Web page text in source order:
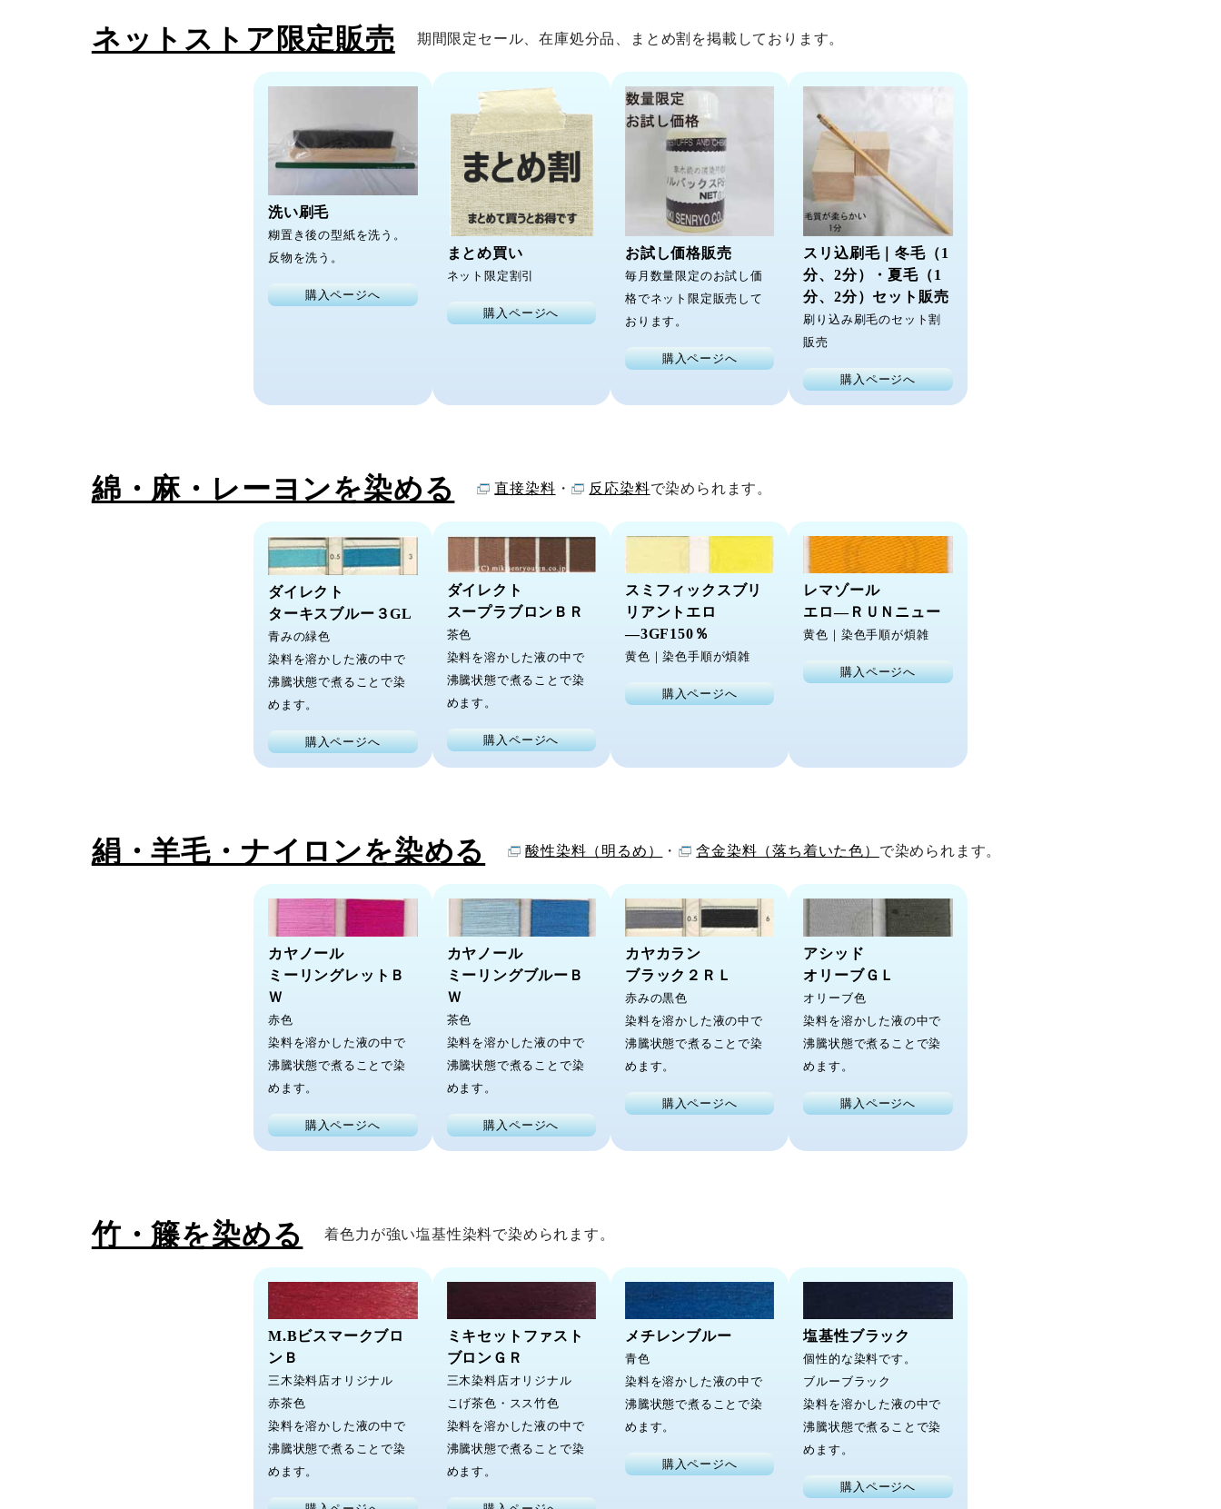
ネットストア限定販売 期間限定セール、在庫処分品、まとめ割を掲載しております。
洗い刷毛
糊置き後の型紙を洗う。
反物を洗う。
購入ページへ
まとめ買い
ネット限定割引
購入ページへ
お試し価格販売
毎月数量限定のお試し価
格でネット限定販売して
おります。
購入ページへ
スリ込刷毛｜冬毛（1
分、2分）・夏毛（1
分、2分）セット販売
刷り込み刷毛のセット割
販売
購入ページへ
綿・麻・レーヨンを染める 直接染料 ・ 反応染料で染められます。
ダイレクト
ターキスブルー３GL
青みの緑色
染料を溶かした液の中で
沸騰状態で煮ることで染
めます。
購入ページへ
ダイレクト
スープラブロンＢＲ
茶色
染料を溶かした液の中で
沸騰状態で煮ることで染
めます。
購入ページへ
スミフィックスブリ
リアントエロ
―3GF150％
黄色｜染色手順が煩雑
購入ページへ
レマゾール
エロ―ＲＵＮニュー
黄色｜染色手順が煩雑
購入ページへ
絹・羊毛・ナイロンを染める 酸性染料（明るめ） ・ 含金染料（落ち着いた色） で染められます。
カヤノール
ミーリングレットＢ
Ｗ
赤色
染料を溶かした液の中で
沸騰状態で煮ることで染
めます。
購入ページへ
カヤノール
ミーリングブルーＢ
Ｗ
茶色
染料を溶かした液の中で
沸騰状態で煮ることで染
めます。
購入ページへ
カヤカラン
ブラック２ＲＬ
赤みの黒色
染料を溶かした液の中で
沸騰状態で煮ることで染
めます。
購入ページへ
アシッド
オリーブＧＬ
オリーブ色
染料を溶かした液の中で
沸騰状態で煮ることで染
めます。
購入ページへ
竹・籐を染める 着色力が強い塩基性染料で染められます。
M.Bビスマークブロ
ンＢ
三木染料店オリジナル
赤茶色
染料を溶かした液の中で
沸騰状態で煮ることで染
めます。
ミキセットファスト
ブロンＧＲ
三木染料店オリジナル
こげ茶色・スス竹色
染料を溶かした液の中で
沸騰状態で煮ることで染
めます。
メチレンブルー
青色
染料を溶かした液の中で
沸騰状態で煮ることで染
めます。
購入ページへ
塩基性ブラック
個性的な染料です。
ブルーブラック
染料を溶かした液の中で
沸騰状態で煮ることで染
めます。
購入ページへ